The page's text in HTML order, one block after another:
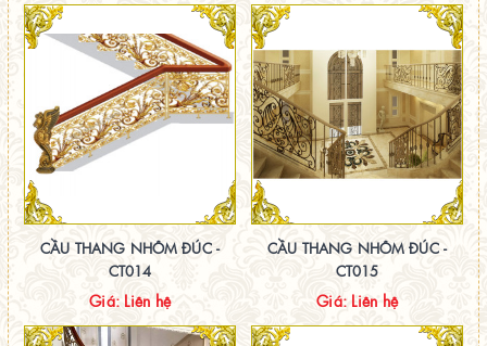
CẦU THANG NHÔM ĐÚC -
CT014
Giá: Liên hệ
CẦU THANG NHÔM ĐÚC -
CT015
Giá: Liên hệ